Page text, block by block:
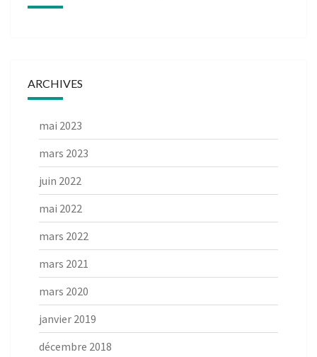
ARCHIVES
mai 2023
mars 2023
juin 2022
mai 2022
mars 2022
mars 2021
mars 2020
janvier 2019
décembre 2018